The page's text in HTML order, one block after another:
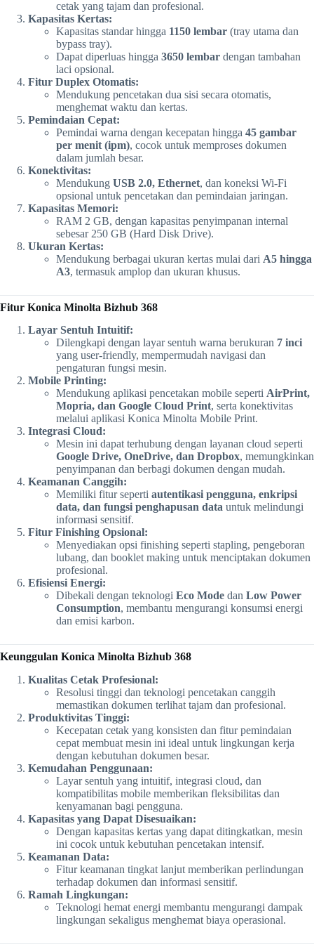
cetak yang tajam dan profesional.
Kapasitas Kertas:
Kapasitas standar hingga 1150 lembar (tray utama dan
bypass tray).
Dapat diperluas hingga 3650 lembar dengan tambahan
laci opsional.
Fitur Duplex Otomatis:
Mendukung pencetakan dua sisi secara otomatis,
menghemat waktu dan kertas.
Pemindaian Cepat:
Pemindai warna dengan kecepatan hingga 45 gambar
per menit (ipm), cocok untuk memproses dokumen
dalam jumlah besar.
Konektivitas:
Mendukung USB 2.0, Ethernet, dan koneksi Wi-Fi
opsional untuk pencetakan dan pemindaian jaringan.
Kapasitas Memori:
RAM 2 GB, dengan kapasitas penyimpanan internal
sebesar 250 GB (Hard Disk Drive).
Ukuran Kertas:
Mendukung berbagai ukuran kertas mulai dari A5 hingga
A3, termasuk amplop dan ukuran khusus.
Fitur Konica Minolta Bizhub 368
Layar Sentuh Intuitif:
Dilengkapi dengan layar sentuh warna berukuran 7 inci
yang user-friendly, mempermudah navigasi dan
pengaturan fungsi mesin.
Mobile Printing:
Mendukung aplikasi pencetakan mobile seperti AirPrint,
Mopria, dan Google Cloud Print, serta konektivitas
melalui aplikasi Konica Minolta Mobile Print.
Integrasi Cloud:
Mesin ini dapat terhubung dengan layanan cloud seperti
Google Drive, OneDrive, dan Dropbox, memungkinkan
penyimpanan dan berbagi dokumen dengan mudah.
Keamanan Canggih:
Memiliki fitur seperti autentikasi pengguna, enkripsi
data, dan fungsi penghapusan data untuk melindungi
informasi sensitif.
Fitur Finishing Opsional:
Menyediakan opsi finishing seperti stapling, pengeboran
lubang, dan booklet making untuk menciptakan dokumen
profesional.
Efisiensi Energi:
Dibekali dengan teknologi Eco Mode dan Low Power
Consumption, membantu mengurangi konsumsi energi
dan emisi karbon.
Keunggulan Konica Minolta Bizhub 368
Kualitas Cetak Profesional:
Resolusi tinggi dan teknologi pencetakan canggih
memastikan dokumen terlihat tajam dan profesional.
Produktivitas Tinggi:
Kecepatan cetak yang konsisten dan fitur pemindaian
cepat membuat mesin ini ideal untuk lingkungan kerja
dengan kebutuhan dokumen besar.
Kemudahan Penggunaan:
Layar sentuh yang intuitif, integrasi cloud, dan
kompatibilitas mobile memberikan fleksibilitas dan
kenyamanan bagi pengguna.
Kapasitas yang Dapat Disesuaikan:
Dengan kapasitas kertas yang dapat ditingkatkan, mesin
ini cocok untuk kebutuhan pencetakan intensif.
Keamanan Data:
Fitur keamanan tingkat lanjut memberikan perlindungan
terhadap dokumen dan informasi sensitif.
Ramah Lingkungan:
Teknologi hemat energi membantu mengurangi dampak
lingkungan sekaligus menghemat biaya operasional.